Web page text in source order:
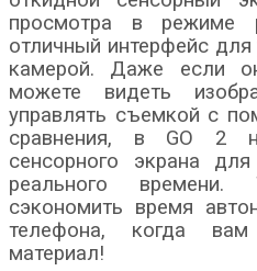
просмотра в режиме
отличный интерфейс для
камерой. Даже если
можете видеть
управлять съемкой с
сравнения, в GO 2
сенсорного экрана
реального
сэкономить время
телефона, когда
материал!